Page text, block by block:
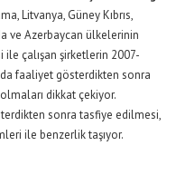
Litvanya, Güney Kıbrıs,
ve Azerbaycan ülkelerinin
ile çalışan şirketlerin 2007-
faaliyet gösterdikten sonra
dikkat çekiyor.
sonra tasfiye edilmesi,
ile benzerlik taşıyor.